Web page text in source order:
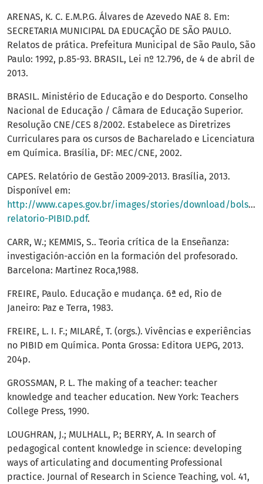
ARENAS, K. C. E.M.P.G. Álvares de Azevedo NAE 8. Em:
SECRETARIA MUNICIPAL DA EDUCAÇÃO DE SÃO PAULO.
Relatos de prática. Prefeitura Municipal de São Paulo, São
Paulo: 1992, p.85-93. BRASIL, Lei nº 12.796, de 4 de abril de
2013.
BRASIL. Ministério de Educação e do Desporto. Conselho
Nacional de Educação / Câmara de Educação Superior.
Resolução CNE/CES 8/2002. Estabelece as Diretrizes
Curriculares para os cursos de Bacharelado e Licenciatura
em Química. Brasília, DF: MEC/CNE, 2002.
CAPES. Relatório de Gestão 2009-2013. Brasília, 2013.
Disponível em:
http://www.capes.gov.br/images/stories/download/bolsas/
relatorio-PIBID.pdf.
CARR, W.; KEMMIS, S.. Teoria crítica de la Enseñanza:
investigación-acción en la formación del profesorado.
Barcelona: Martinez Roca,1988.
FREIRE, Paulo. Educação e mudança. 6ª ed, Rio de
Janeiro: Paz e Terra, 1983.
FREIRE, L. I. F.; MILARÉ, T. (orgs.). Vivências e experiências
no PIBID em Química. Ponta Grossa: Editora UEPG, 2013.
204p.
GROSSMAN, P. L. The making of a teacher: teacher
knowledge and teacher education. New York: Teachers
College Press, 1990.
LOUGHRAN, J.; MULHALL, P.; BERRY, A. In search of
pedagogical content knowledge in science: developing
ways of articulating and documenting Professional
practice. Journal of Research in Science Teaching, vol. 41,